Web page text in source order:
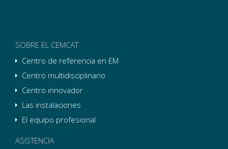
SOBRE EL CEMCAT
Centro de referencia en EM
Centro multidisciplinario
Centro innovador
Las instalaciones
El equipo profesional
ASISTENCIA